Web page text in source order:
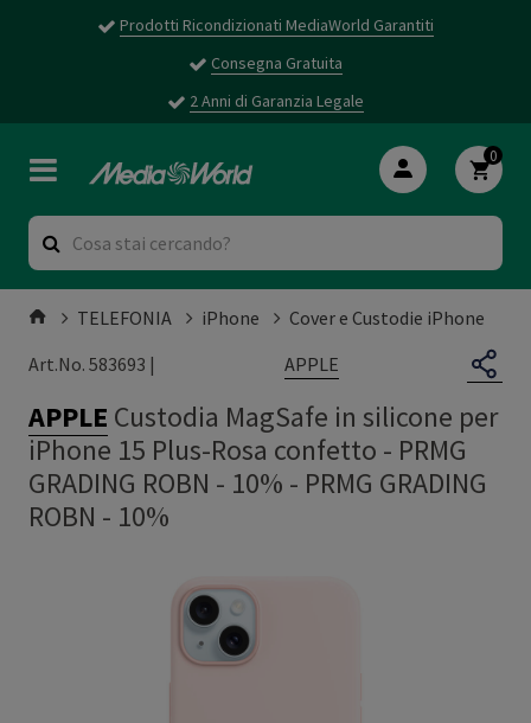
Prodotti Ricondizionati MediaWorld Garantiti
Consegna Gratuita
2 Anni di Garanzia Legale
0
TELEFONIA iPhone
Cover e Custodie iPhone
Art.No. 583693 |
APPLE
APPLE Custodia MagSafe in silicone per
iPhone 15 Plus-Rosa confetto - PRMG
GRADING ROBN - 10% - PRMG GRADING
ROBN - 10%